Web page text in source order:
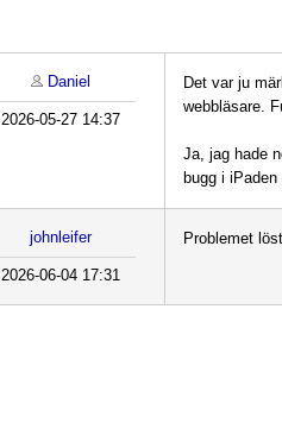
Daniel
2026-05-27 14:37
Det var ju
webbläsare.
Ja, jag hade
bugg i
johnleifer
2026-06-04 17:31
Problemet